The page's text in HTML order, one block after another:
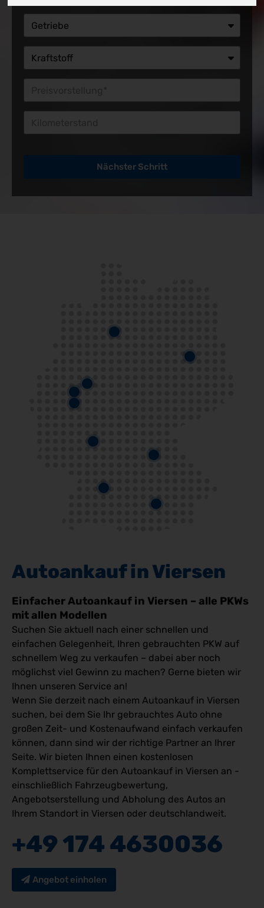
Nächster Schritt
Autoankauf in Viersen
Einfacher Autoankauf in Viersen – alle PKWs
mit allen Modellen
Suchen Sie aktuell nach einer schnellen und
einfachen Gelegenheit, Ihren gebrauchten PKW auf
schnellem Weg zu verkaufen – dabei aber noch
möglichst viel Gewinn zu machen? Gerne bieten wir
Ihnen unseren Service an!
Wenn Sie derzeit nach einem Autoankauf in Viersen
suchen, bei dem Sie Ihr gebrauchtes Auto ohne
großen Zeit- und Kostenaufwand einfach verkaufen
können, dann sind wir der richtige Partner an Ihrer
Seite. Wir bieten Ihnen einen kostenlosen
Komplettservice für den Autoankauf in Viersen an -
einschließlich Fahrzeugbewertung,
Angebotserstellung und Abholung des Autos an
Ihrem Standort in Viersen oder deutschlandweit.
+49 174 4630036
Angebot einholen